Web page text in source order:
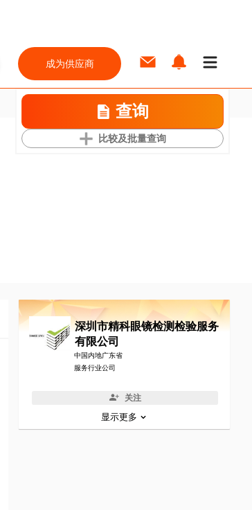
成为供应商
查询
比较及批量查询
深圳市精科眼镜检测检验服务
有限公司
中国内地广东省
服务行业公司
关注
显示更多